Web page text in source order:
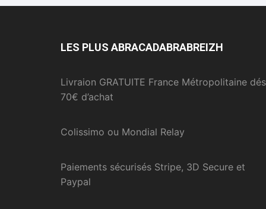
LES PLUS ABRACADABRABREIZH
Livraion GRATUITE France Métropolitaine dés
70€ d’achat
Colissimo ou Mondial Relay
Paiements sécurisés Stripe, 3D Secure et
Paypal